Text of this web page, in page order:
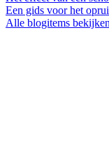
Een gids voor het
Alle blogitems bekijken